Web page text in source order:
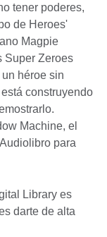
tener poderes,
de Heroes'
Magpie
Super Zeroes
héroe sin
construyendo
Machine, el
para
Library es
darte de alta